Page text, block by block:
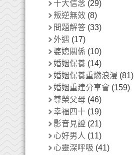
十大信念 (29)
叛逆無效 (8)
問題解答 (33)
外遇 (17)
婆媳關係 (10)
婚姻保養 (14)
婚姻保養重燃浪漫 (81)
婚姻重建分享會 (159)
尊榮父母 (46)
幸福四十 (19)
影音見證 (21)
心好男人 (11)
心靈深呼吸 (41)